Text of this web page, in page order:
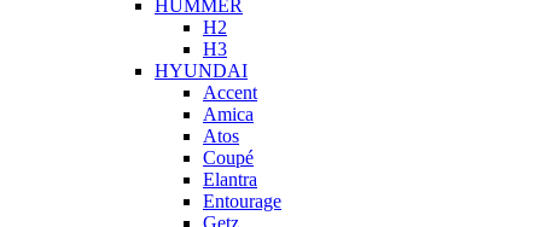
HUMMER
H2
H3
HYUNDAI
Accent
Amica
Atos
Coupé
Elantra
Entourage
Getz